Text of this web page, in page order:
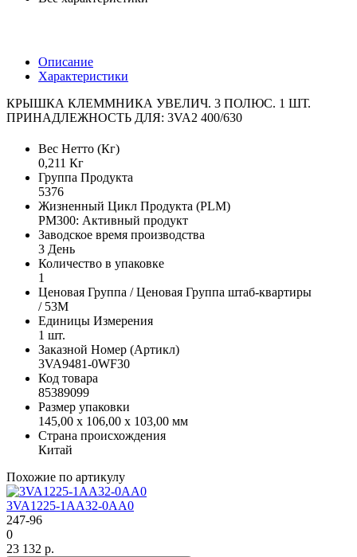
Описание
Характеристики
КРЫШКА КЛЕММНИКА УВЕЛИЧ. 3 ПОЛЮС. 1 ШТ.
ПРИНАДЛЕЖНОСТЬ ДЛЯ: 3VA2 400/630
Вес Нетто (Кг)
0,211 Кг
Группа Продукта
5376
Жизненный Цикл Продукта (PLM)
PM300: Активный продукт
Заводское время производства
3 День
Количество в упаковке
1
Ценовая Группа / Ценовая Группа штаб-квартиры
/ 53M
Единицы Измерения
1 шт.
Заказной Номер (Артикл)
3VA9481-0WF30
Код товара
85389099
Размер упаковки
145,00 x 106,00 x 103,00 мм
Страна происхождения
Китай
Похожие по артикулу
3VA1225-1AA32-0AA0
247-96
0
23 132 р.